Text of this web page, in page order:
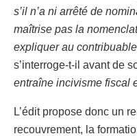
s’il n’a ni arrêté de
maîtrise pas la
expliquer au
s’interroge-t-il avant de
entraîne incivisme fiscal
L’édit propose donc un
recouvrement, la